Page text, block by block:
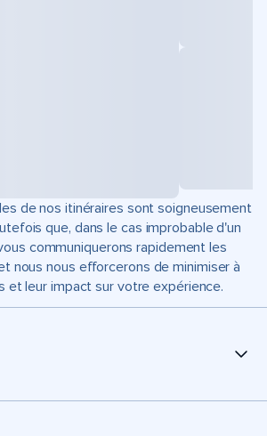
de nos itinéraires sont soigneusement
que, dans le cas improbable d'un
communiquerons rapidement les
nous nous efforcerons de minimiser à
et leur impact sur votre expérience.